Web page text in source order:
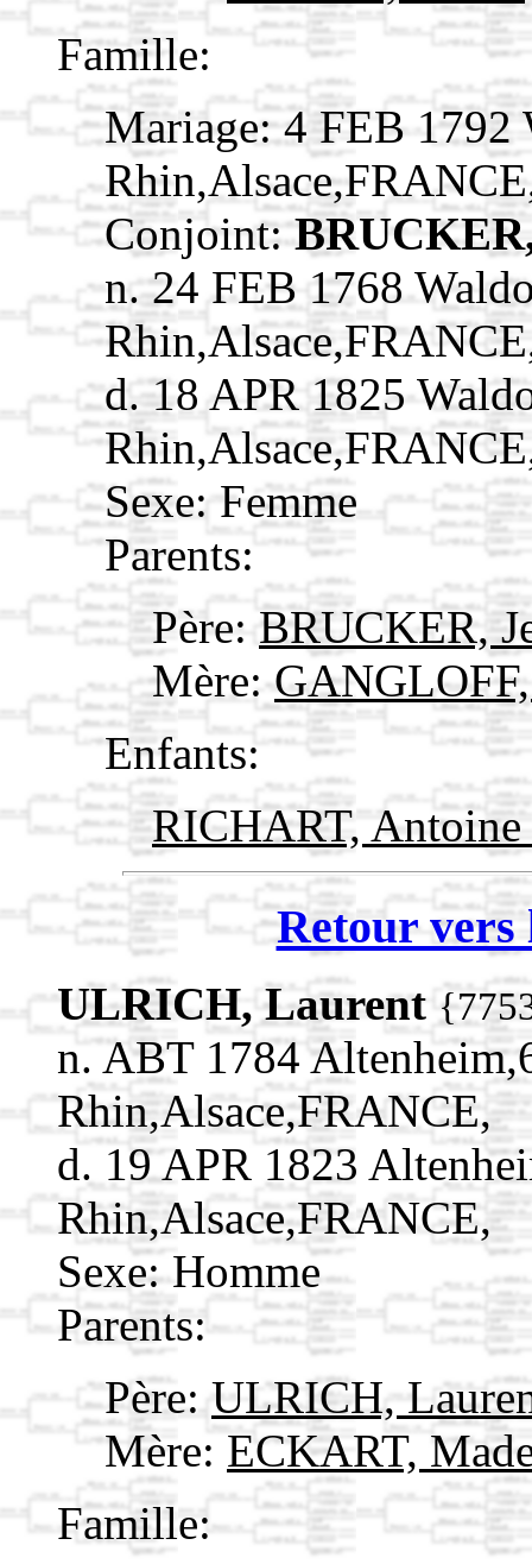
Famille:
Mariage: 4 FEB 1792
Conjoint:
n. 24 FEB 1768
d. 18 APR 1825
Sexe: Femme
Parents:
Père: BRUCKER,
Mère:
Enfants:
RICHART, Antoine
Retour vers
ULRICH, Laurent
n. ABT 1784
Rhin,Alsace,FRANCE,
d. 19 APR 1823
Rhin,Alsace,FRANCE,
Sexe: Homme
Parents:
Père:ULRICH,
Mère: ECKART,
Famille: